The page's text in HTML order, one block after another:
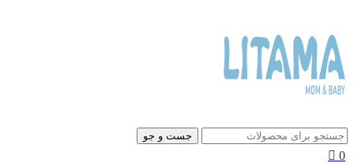
جست و جو
0